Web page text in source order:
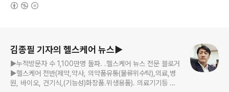
김종필 기자의 헬스케어 뉴스▶
▶누적방문자 수 1,100만명 돌파. .헬스케어 뉴스 전문 블로거
▶헬스케어 전반(제약,약사, 의약품유통(물류위수탁),의료,병
원, 바이오, 건기식,(기능성)화장품.위생용품). 의료기기등 ☞